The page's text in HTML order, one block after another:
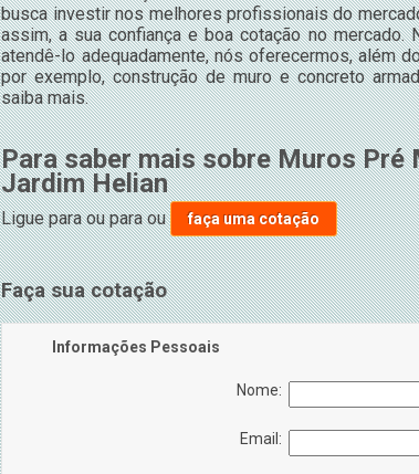
busca investir nos melhores profissionais do
assim, a sua confiança e boa cotação no
atendê-lo adequadamente, nós oferecermos, além
por exemplo, construção de muro e concreto
saiba mais.
Para saber mais sobre Muros Pré
Jardim Helian
Ligue paraou paraou faça uma cotação
Faça sua cotação
Informações Pessoais
Nome:
Email: